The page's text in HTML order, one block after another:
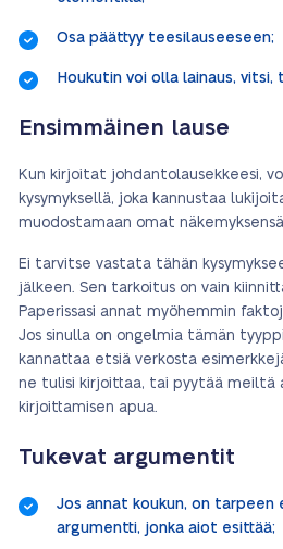
Osa päättyy teesilauseeseen;
Houkutin voi olla lainaus,
Ensimmäinen lause
Kun kirjoitat johdantolausekkeesi,
kysymyksellä, joka kannustaa
muodostamaan omat
Ei tarvitse vastata tähän
jälkeen. Sen tarkoitus on vain
Paperissasi annat myöhemmin
Jos sinulla on ongelmia tämän
kannattaa etsiä verkosta
ne tulisi kirjoittaa, tai pyytää meiltä
kirjoittamisen apua.
Tukevat argumentit
Jos annat koukun, on tarpeen
argumentti, jonka aiot esittää;